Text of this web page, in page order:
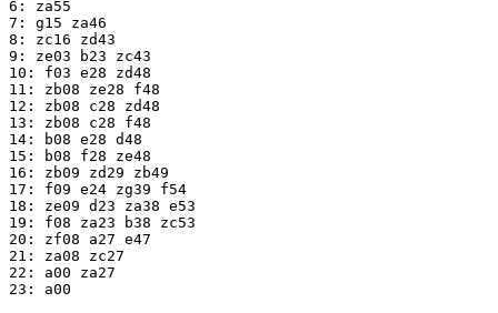
6: za55
7: g15 za46
8: zc16 zd43
9: ze03 b23 zc43
10: f03 e28 zd48
11: zb08 ze28 f48
12: zb08 c28 zd48
13: zb08 c28 f48
14: b08 e28 d48
15: b08 f28 ze48
16: zb09 zd29 zb49
17: f09 e24 zg39 f54
18: ze09 d23 za38 e53
19: f08 za23 b38 zc53
20: zf08 a27 e47
21: za08 zc27
22: a00 za27
23: a00